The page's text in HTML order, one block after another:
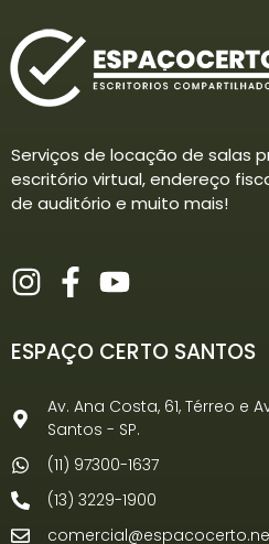
Serviços de locação de salas
escritório virtual, endereço
de auditório e muito mais!
ESPAÇO CERTO SANTOS
Av. Ana Costa, 61, Térreo e
Santos - SP.
(11) 97300-1637
(13) 3229-1900